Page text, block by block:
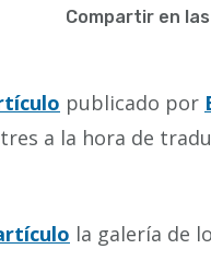
Compartir en
publicado por
a la hora de
la galería de